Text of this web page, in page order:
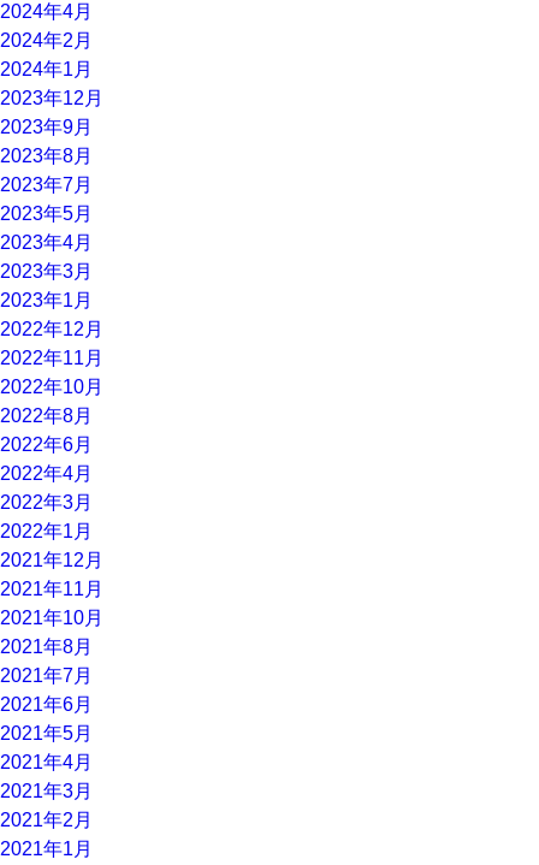
2024年4月
2024年2月
2024年1月
2023年12月
2023年9月
2023年8月
2023年7月
2023年5月
2023年4月
2023年3月
2023年1月
2022年12月
2022年11月
2022年10月
2022年8月
2022年6月
2022年4月
2022年3月
2022年1月
2021年12月
2021年11月
2021年10月
2021年8月
2021年7月
2021年6月
2021年5月
2021年4月
2021年3月
2021年2月
2021年1月